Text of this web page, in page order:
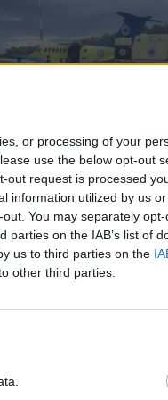
or processing of your
use the below opt-out
out request is processed
information utilized by us
You may separately
on the IAB’s list of
us to third parties on the
other third parties.
ΕΛΛΑΔΑ 21.11.2025
στην
Ιταλία
που